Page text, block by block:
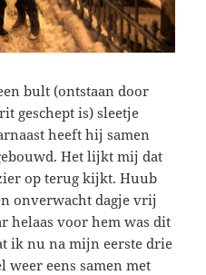
bult (ontstaan door
geschept is) sleetje
heeft hij samen
Het lijkt mij dat
op terug kijkt. Huub
onverwacht dagje vrij
helaas voor hem was dit
ik nu na mijn eerste drie
eens samen met